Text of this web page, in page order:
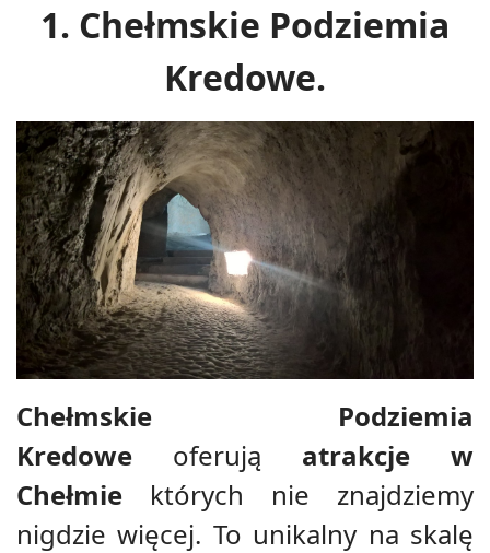
1. Chełmskie Podziemia
Kredowe.
Chełmskie Podziemia
Kredowe oferują atrakcje w
Chełmie których nie znajdziemy
nigdzie więcej. To unikalny na skalę